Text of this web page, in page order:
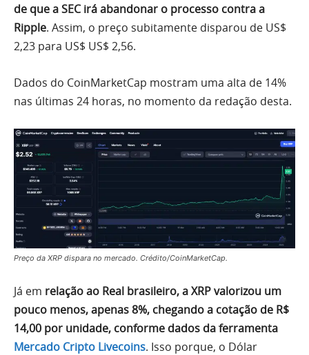
de que a SEC irá abandonar o processo contra a
Ripple. Assim, o preço subitamente disparou de US$
2,23 para US$ US$ 2,56.
Dados do CoinMarketCap mostram uma alta de 14%
nas últimas 24 horas, no momento da redação desta.
Preço da XRP dispara no mercado. Crédito/CoinMarketCap.
Já em relação ao Real brasileiro, a XRP valorizou um
pouco menos, apenas 8%, chegando a cotação de R$
14,00 por unidade, conforme dados da ferramenta
Mercado Cripto Livecoins. Isso porque, o Dólar